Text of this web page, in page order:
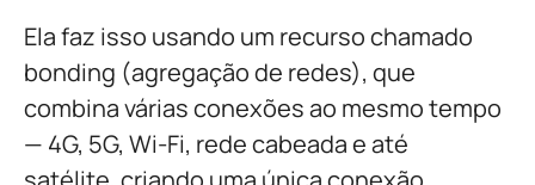
Ela faz isso usando um recurso chamado
bonding (agregação de redes), que
combina várias conexões ao mesmo tempo
— 4G, 5G, Wi-Fi, rede cabeada e até